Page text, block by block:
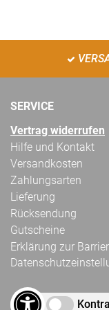
SERVICE
Vertrag widerrufen
Hilfe und Kontakt
Versandkosten
Zahlungsarten
Lieferung
Rücksendung
Gutscheine
Erklärung zur